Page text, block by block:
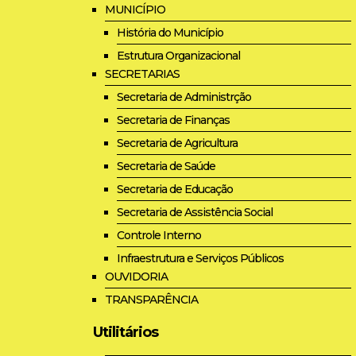
MUNICÍPIO
História do Município
Estrutura Organizacional
SECRETARIAS
Secretaria de Administrção
Secretaria de Finanças
Secretaria de Agricultura
Secretaria de Saúde
Secretaria de Educação
Secretaria de Assistência Social
Controle Interno
Infraestrutura e Serviços Públicos
OUVIDORIA
TRANSPARÊNCIA
Utilitários